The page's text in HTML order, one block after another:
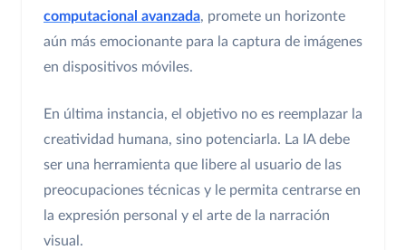
computacional avanzada, promete un horizonte
aún más emocionante para la captura de imágenes
en dispositivos móviles.
En última instancia, el objetivo no es reemplazar la
creatividad humana, sino potenciarla. La IA debe
ser una herramienta que libere al usuario de las
preocupaciones técnicas y le permita centrarse en
la expresión personal y el arte de la narración
visual.